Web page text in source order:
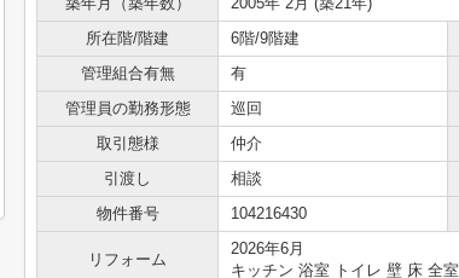
所在階/階建
6階/9階建
管理組合有無
有
管理員の勤務形態
巡回
取引態様
仲介
引渡し
相談
物件番号
104216430
リフォーム
2026年6月
キッチン 浴室 トイレ 壁 床 全室